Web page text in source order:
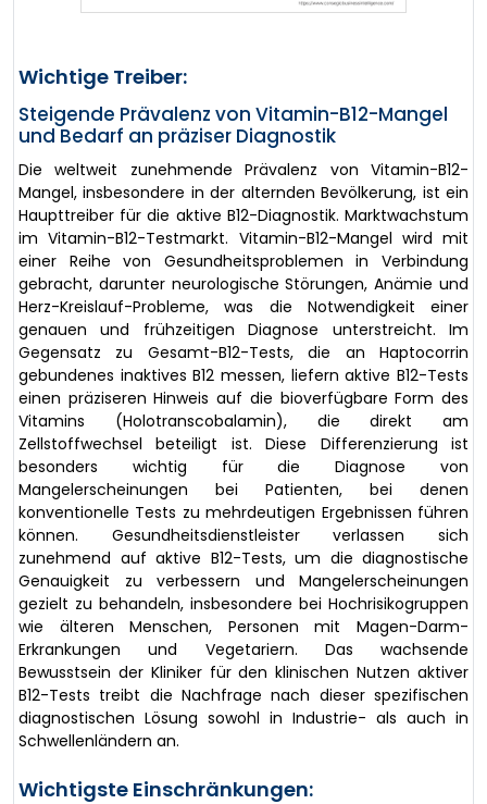
Wichtige Treiber:
Steigende Prävalenz von Vitamin-B12-Mangel
und Bedarf an präziser Diagnostik
Die weltweit zunehmende Prävalenz von Vitamin-B12-
Mangel, insbesondere in der alternden Bevölkerung, ist ein
Haupttreiber für die aktive B12-Diagnostik. Marktwachstum
im Vitamin-B12-Testmarkt. Vitamin-B12-Mangel wird mit
einer Reihe von Gesundheitsproblemen in Verbindung
gebracht, darunter neurologische Störungen, Anämie und
Herz-Kreislauf-Probleme, was die Notwendigkeit einer
genauen und frühzeitigen Diagnose unterstreicht. Im
Gegensatz zu Gesamt-B12-Tests, die an Haptocorrin
gebundenes inaktives B12 messen, liefern aktive B12-Tests
einen präziseren Hinweis auf die bioverfügbare Form des
Vitamins (Holotranscobalamin), die direkt am
Zellstoffwechsel beteiligt ist. Diese Differenzierung ist
besonders wichtig für die Diagnose von
Mangelerscheinungen bei Patienten, bei denen
konventionelle Tests zu mehrdeutigen Ergebnissen führen
können. Gesundheitsdienstleister verlassen sich
zunehmend auf aktive B12-Tests, um die diagnostische
Genauigkeit zu verbessern und Mangelerscheinungen
gezielt zu behandeln, insbesondere bei Hochrisikogruppen
wie älteren Menschen, Personen mit Magen-Darm-
Erkrankungen und Vegetariern. Das wachsende
Bewusstsein der Kliniker für den klinischen Nutzen aktiver
B12-Tests treibt die Nachfrage nach dieser spezifischen
diagnostischen Lösung sowohl in Industrie- als auch in
Schwellenländern an.
Wichtigste Einschränkungen: